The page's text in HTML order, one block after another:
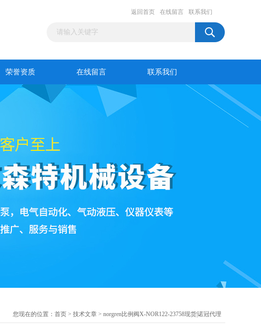
返回首页 在线留言 联系我们
荣誉资质 在线留言 联系我们
您现在的位置： 首页 > 技术文章 > norgren比例阀X-NOR122-23758现货|诺冠代理